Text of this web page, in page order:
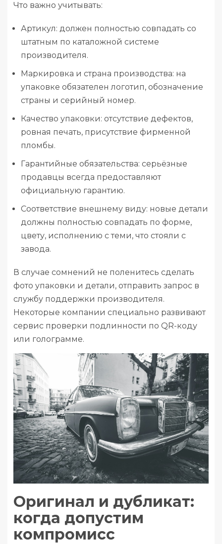
Что важно учитывать:
Артикул: должен полностью совпадать со
штатным по каталожной системе
производителя.
Маркировка и страна производства: на
упаковке обязателен логотип, обозначение
страны и серийный номер.
Качество упаковки: отсутствие дефектов,
ровная печать, присутствие фирменной
пломбы.
Гарантийные обязательства: серьёзные
продавцы всегда предоставляют
официальную гарантию.
Соответствие внешнему виду: новые детали
должны полностью совпадать по форме,
цвету, исполнению с теми, что стояли с
завода.
В случае сомнений не поленитесь сделать
фото упаковки и детали, отправить запрос в
службу поддержки производителя.
Некоторые компании специально развивают
сервис проверки подлинности по QR-коду
или голограмме.
Оригинал и дубликат:
когда допустим
компромисс